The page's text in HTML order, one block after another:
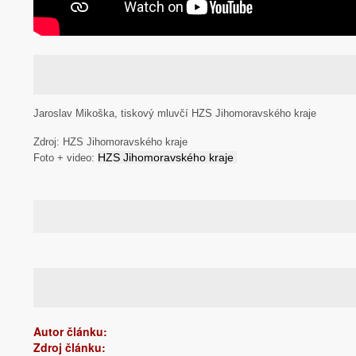
Jaroslav Mikoška, tiskový mluvčí HZS Jihomoravského kraje
Zdroj: HZS Jihomoravského kraje
Foto + video: HZS Jihomoravského kraje
Autor článku:
Zdroj článku: